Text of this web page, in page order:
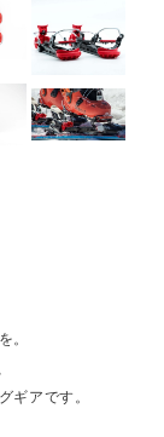
。
ギアです。